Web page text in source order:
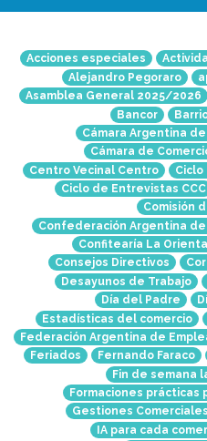
Acciones especiales
Alejandro Pegoraro
Asamblea General 2025/2026
Bancor
Cámara Argentina
Cámara de
Centro Vecinal Centro
Ciclo de Entrevistas CCC
Comisión
Confederación Argentina de
Confitearía La
Consejos Directivos
Desayunos de Trabajo
Día del Padre
Estadísticas del comercio
Federación Argentina de
Feriados
Fernando Faraco
Fin de semana
Formaciones prácticas
Gestiones Comerciales
IA para cada